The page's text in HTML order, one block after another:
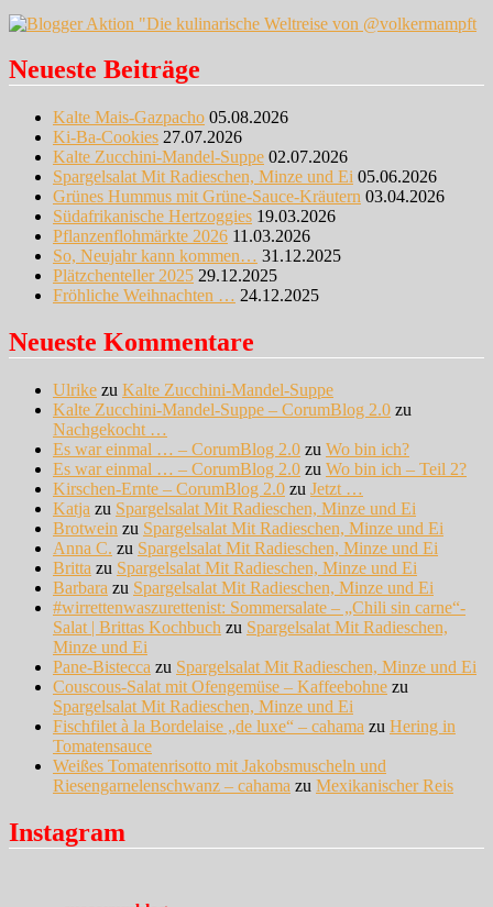
Neueste Beiträge
Kalte Mais-Gazpacho 05.08.2026
Ki-Ba-Cookies 27.07.2026
Kalte Zucchini-Mandel-Suppe 02.07.2026
Spargelsalat Mit Radieschen, Minze und Ei 05.06.2026
Grünes Hummus mit Grüne-Sauce-Kräutern 03.04.2026
Südafrikanische Hertzoggies 19.03.2026
Pflanzenflohmärkte 2026 11.03.2026
So, Neujahr kann kommen… 31.12.2025
Plätzchenteller 2025 29.12.2025
Fröhliche Weihnachten … 24.12.2025
Neueste Kommentare
Ulrike zu Kalte Zucchini-Mandel-Suppe
Kalte Zucchini-Mandel-Suppe – CorumBlog 2.0 zu
Nachgekocht …
Es war einmal … – CorumBlog 2.0 zu Wo bin ich?
Es war einmal … – CorumBlog 2.0 zu Wo bin ich – Teil 2?
Kirschen-Ernte – CorumBlog 2.0 zu Jetzt …
Katja zu Spargelsalat Mit Radieschen, Minze und Ei
Brotwein zu Spargelsalat Mit Radieschen, Minze und Ei
Anna C. zu Spargelsalat Mit Radieschen, Minze und Ei
Britta zu Spargelsalat Mit Radieschen, Minze und Ei
Barbara zu Spargelsalat Mit Radieschen, Minze und Ei
#wirrettenwaszurettenist: Sommersalate – „Chili sin carne“-
Salat | Brittas Kochbuch zu Spargelsalat Mit Radieschen,
Minze und Ei
Pane-Bistecca zu Spargelsalat Mit Radieschen, Minze und Ei
Couscous-Salat mit Ofengemüse – Kaffeebohne zu
Spargelsalat Mit Radieschen, Minze und Ei
Fischfilet à la Bordelaise „de luxe“ – cahama zu Hering in
Tomatensauce
Weißes Tomatenrisotto mit Jakobsmuscheln und
Riesengarnelenschwanz – cahama zu Mexikanischer Reis
Instagram